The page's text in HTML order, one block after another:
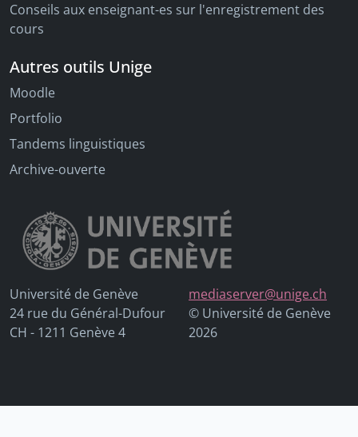
Conseils aux enseignant-es sur l'enregistrement des
cours
Autres outils Unige
Moodle
Portfolio
Tandems linguistiques
Archive-ouverte
Université de Genève
24 rue du Général-Dufour
CH - 1211 Genève 4
mediaserver@unige.ch
© Université de Genève
2026